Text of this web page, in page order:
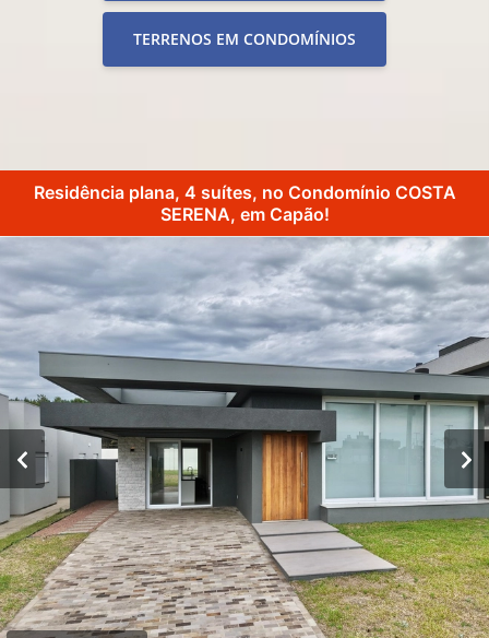
TERRENOS EM CONDOMÍNIOS
Residência plana, 4 suítes, no Condomínio COSTA
SERENA, em Capão!